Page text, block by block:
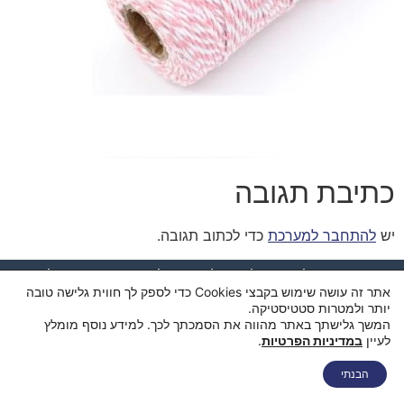
כתיבת תגובה
יש להתחבר למערכת כדי לכתוב תגובה.
מדיניות פרטיות מדיניות משלוחים הצהרת נגישות צור קשר
אתר זה עושה שימוש בקבצי Cookies כדי לספק לך חווית גלישה טובה
יותר ולמטרות סטטיסטיקה.
המשך גלישתך באתר מהווה את הסמכתך לכך. למידע נוסף מומלץ
לעיין במדיניות הפרטיות.
הבנתי